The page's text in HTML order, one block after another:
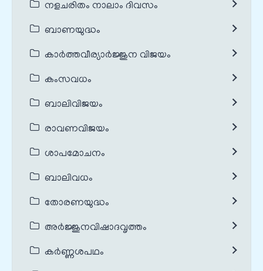
നളചരിതം നാലാം ദിവസം
ബാണയുദ്ധം
കാർത്തവീര്യാർജ്ജുന വിജയം
കംസവധം
ബാലിവിജയം
രാവണവിജയം
ശാപമോചനം
ബാലിവധം
തോരണയുദ്ധം
അർജ്ജുനവിഷാദവൃത്തം
കർണ്ണശപഥം